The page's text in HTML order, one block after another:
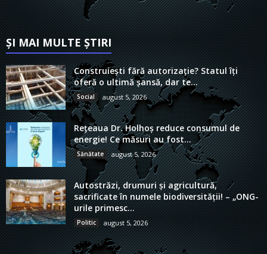
ȘI MAI MULTE ȘTIRI
Construiești fără autorizație? Statul îți
oferă o ultimă șansă, dar te...
Social august 5, 2026
Rețeaua Dr. Holhoș reduce consumul de
energie! Ce măsuri au fost...
Sănătate august 5, 2026
Autostrăzi, drumuri și agricultură,
sacrificate în numele biodiversității! – „ONG-
urile primesc...
Politic august 5, 2026